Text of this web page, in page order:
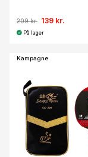
209 kr. 139 kr.
På lager
Kampagne